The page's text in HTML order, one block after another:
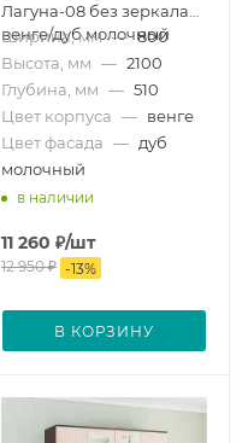
Лагуна-08 без зеркала
венге/дуб молочный
Ширина, мм — 800
Высота, мм — 2100
Глубина, мм — 510
Цвет корпуса — венге
Цвет фасада — дуб
молочный
в наличии
11 260 ₽/шт
12 950₽ -13%
В КОРЗИНУ